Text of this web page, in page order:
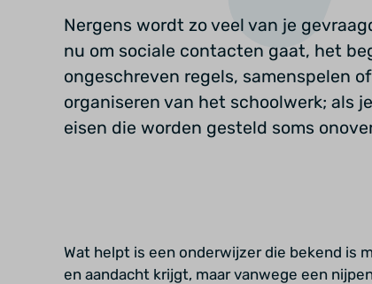
Nergens wordt zo veel van je
nu om sociale contacten gaat, het
ongeschreven regels, samenspelen
organiseren van het schoolwerk; als
eisen die worden gesteld soms
Wat helpt is een onderwijzer die bekend is
en aandacht krijgt, maar vanwege een